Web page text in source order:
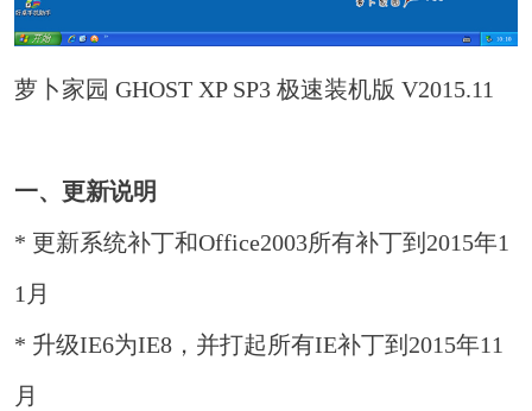
萝卜家园 GHOST XP SP3 极速装机版 V2015.11
一、更新说明
* 更新系统补丁和Office2003所有补丁到2015年1
1月
* 升级IE6为IE8，并打起所有IE补丁到2015年11
月